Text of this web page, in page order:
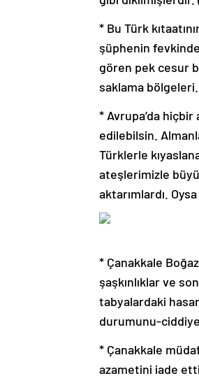
* Bu Türk
şüphenin
gören pek cesur
saklama bölgeleri.
* Avrupa’da
edilebilsin.
Türklerle
ateşlerimizle
aktarımlardı.
* Çanakkale
şaşkınlıklar ve
tabyalardaki
durumunu-
* Çanakkale
azametini iade